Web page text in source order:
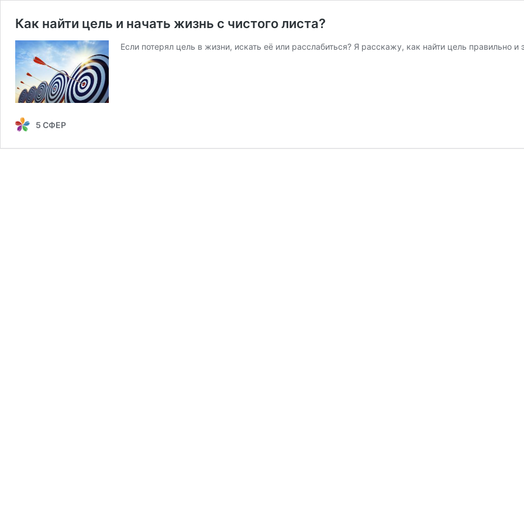
Как найти цель и начать жизнь с чистого листа?
Если потерял цель в жизни, искать её или расслабиться? Я расскажу, как найти цель правильно и
5 СФЕР